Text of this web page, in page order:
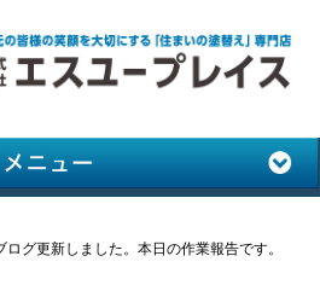
ログ更新しました。本日の作業報告です。